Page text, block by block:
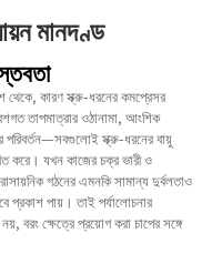
মানদণ্ড
থেকে, কারণ স্ক্রু-ধরনের কমপ্রেসর
তাপমাত্রার ওঠানামা, আংশিক
পরিবর্তন—সবগুলোই স্ক্রু-ধরনের বায়ু
করে। যখন কাজের চক্র ভারী ও
গঠনের এমনকি সামান্য দুর্বলতাও
প্রকাশ পায়। তাই পর্যালোচনার
বরং ক্ষেত্রে প্রয়োগ করা চাপের সঙ্গে